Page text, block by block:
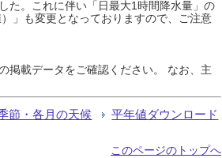
た。これに伴い「日最大1時間降水量」の
」も変更となっておりますので、ご注意
掲載データをご確認ください。 なお、主
節・各月の天候 平年値ダウンロード
このページのトップへ